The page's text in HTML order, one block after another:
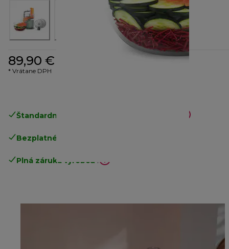
89,90 €
* Vrátane DPH
Štandardné bezplatné doručenie
Bezplatné vrátenie tovaru
Plná záruka výrobcu .